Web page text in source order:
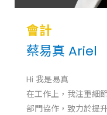
會計
蔡易真 Ariel
Hi 我是易真
在工作上，我注重細
部門協作，致力於提